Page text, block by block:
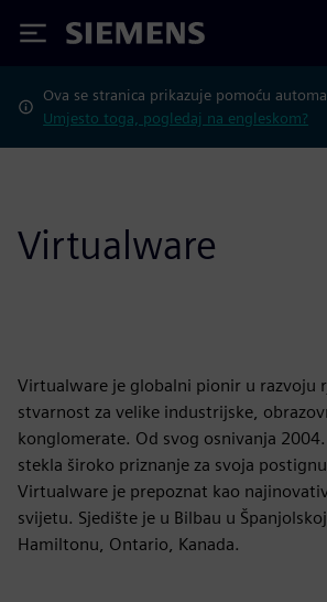
Siemens
Ova se stranica prikazuje pomoću
Umjesto toga, pogledaj na engleskom?
Virtualware
Virtualware je globalni pionir u razvoju
stvarnost za velike industrijske,
konglomerate. Od svog osnivanja
stekla široko priznanje za svoja
Virtualware je prepoznat kao
svijetu. Sjedište je u Bilbau u
Hamiltonu, Ontario, Kanada.